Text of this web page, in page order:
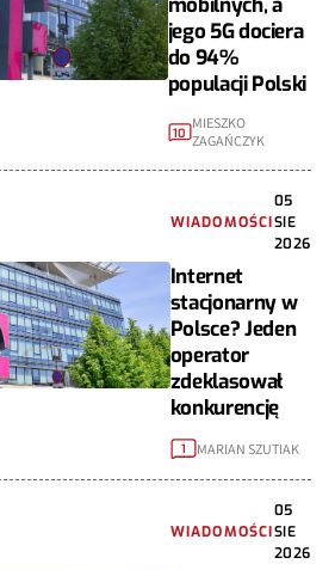
mobilnych, a
jego 5G dociera
do 94%
populacji Polski
10 MIESZKO
ZAGAŃCZYK
WIADOMOŚCI
05
SIE
2026
Internet
stacjonarny w
Polsce? Jeden
operator
zdeklasował
konkurencję
1 MARIAN SZUTIAK
WIADOMOŚCI
05
SIE
2026